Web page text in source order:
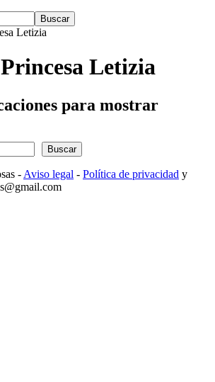
Letizia
Letizia
para mostrar
Buscar
- Aviso legal - Política de privacidad y